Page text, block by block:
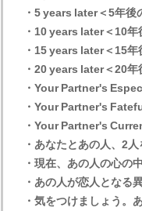
・5 years later＜5年後
・10 years later＜10年
・15 years later＜15年
・20 years later＜20年
・Your Partner's
・Your Partner's
・Your Partner's
・あなたとあの人、2
・現在、あの人の心の
・あの人が恋人となる
・気をつけましょう。